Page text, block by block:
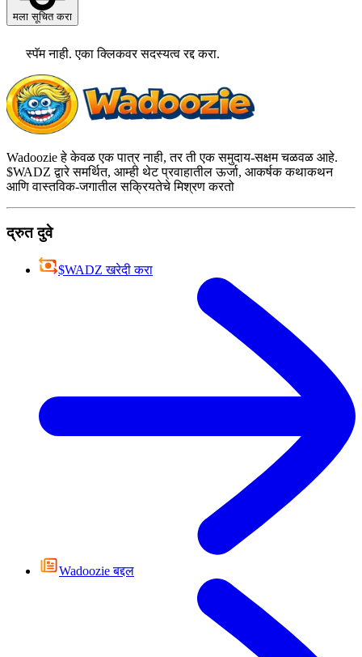
मला सूचित करा
स्पॅम नाही. एका क्लिकवर सदस्यत्व रद्द करा.
Wadoozie हे केवळ एक पात्र नाही, तर ती एक समुदाय-सक्षम चळवळ आहे.
$WADZ द्वारे समर्थित, आम्ही थेट प्रवाहातील ऊर्जा, आकर्षक कथाकथन
आणि वास्तविक-जगातील सक्रियतेचे मिश्रण करतो
द्रुत दुवे
$WADZ खरेदी करा
Wadoozie बद्दल